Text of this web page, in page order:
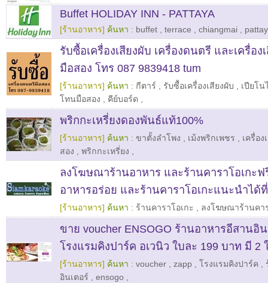
Buffet HOLIDAY INN - PATTAYA
[ร้านอาหาร] ค้นหา : buffet terrace chiangmai
รับซื้อเครื่องเสียงผับ เครื่องดนตรี และเครื่อง
มือสอง โทร 087 9839418 tum
[ร้านอาหาร] ค้นหา : กีตาร์ รับซื้อเครื่องเสียงผับ
เปียโ
โทนมือสอง
คีย์บอร์ด
พริกกะเหรี่ยงดองพันธ์แท้100%
[ร้านอาหาร] ค้นหา : ขาตั้งลำโพง เม้งพริกเพชร
เครื่อง
สอง
พริกกะเหรี่ยง
ลงโฆษณาร้านอาหาร และร้านคาราโอเกะ
อาหารอร่อย และร้านคาราโอเกะแนะนำได้
[ร้านอาหาร] ค้นหา : ร้านคาราโอเกะ ลงโฆษณาร้านคา
ขาย voucher ENSOGO ร้านอาหารอีสานอิน
โรงแรมคิงปาร์ค อเวนิว ใบละ 199 บาท มี 2
[ร้านอาหาร] ค้นหา : voucher zapp โรงแรมคิงปาร์ค
อินเตอร์
ensogo